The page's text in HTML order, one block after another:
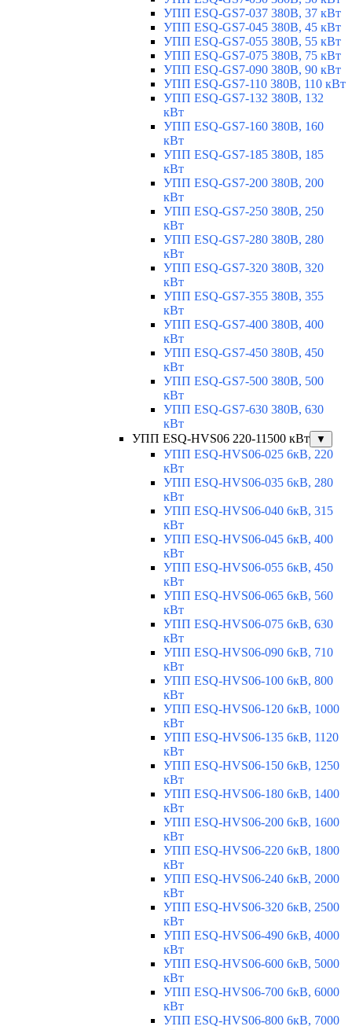
УПП ESQ-GS7-037 380В, 37 кВт
УПП ESQ-GS7-045 380В, 45 кВт
УПП ESQ-GS7-055 380В, 55 кВт
УПП ESQ-GS7-075 380В, 75 кВт
УПП ESQ-GS7-090 380В, 90 кВт
УПП ESQ-GS7-110 380В, 110 кВт
УПП ESQ-GS7-132 380В, 132
кВт
УПП ESQ-GS7-160 380В, 160
кВт
УПП ESQ-GS7-185 380В, 185
кВт
УПП ESQ-GS7-200 380В, 200
кВт
УПП ESQ-GS7-250 380В, 250
кВт
УПП ESQ-GS7-280 380В, 280
кВт
УПП ESQ-GS7-320 380В, 320
кВт
УПП ESQ-GS7-355 380В, 355
кВт
УПП ESQ-GS7-400 380В, 400
кВт
УПП ESQ-GS7-450 380В, 450
кВт
УПП ESQ-GS7-500 380В, 500
кВт
УПП ESQ-GS7-630 380В, 630
кВт
УПП ESQ-HVS06 220-11500 кВт
▼
УПП ESQ-HVS06-025 6кВ, 220
кВт
УПП ESQ-HVS06-035 6кВ, 280
кВт
УПП ESQ-HVS06-040 6кВ, 315
кВт
УПП ESQ-HVS06-045 6кВ, 400
кВт
УПП ESQ-HVS06-055 6кВ, 450
кВт
УПП ESQ-HVS06-065 6кВ, 560
кВт
УПП ESQ-HVS06-075 6кВ, 630
кВт
УПП ESQ-HVS06-090 6кВ, 710
кВт
УПП ESQ-HVS06-100 6кВ, 800
кВт
УПП ESQ-HVS06-120 6кВ, 1000
кВт
УПП ESQ-HVS06-135 6кВ, 1120
кВт
УПП ESQ-HVS06-150 6кВ, 1250
кВт
УПП ESQ-HVS06-180 6кВ, 1400
кВт
УПП ESQ-HVS06-200 6кВ, 1600
кВт
УПП ESQ-HVS06-220 6кВ, 1800
кВт
УПП ESQ-HVS06-240 6кВ, 2000
кВт
УПП ESQ-HVS06-320 6кВ, 2500
кВт
УПП ESQ-HVS06-490 6кВ, 4000
кВт
УПП ESQ-HVS06-600 6кВ, 5000
кВт
УПП ESQ-HVS06-700 6кВ, 6000
кВт
УПП ESQ-HVS06-800 6кВ, 7000